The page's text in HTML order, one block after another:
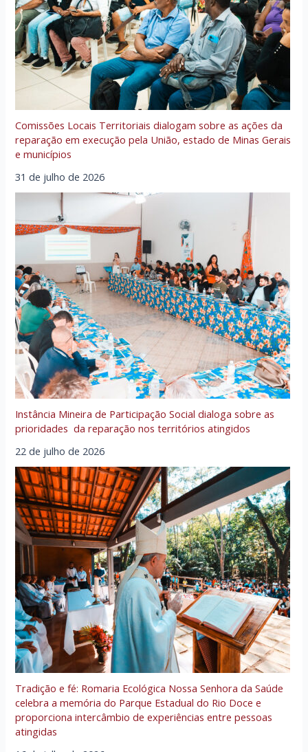
Comissões Locais Territoriais dialogam sobre as ações da
reparação em execução pela União, estado de Minas Gerais
e municípios
31 de julho de 2026
Instância Mineira de Participação Social dialoga sobre as
prioridades da reparação nos territórios atingidos
22 de julho de 2026
Tradição e fé: Romaria Ecológica Nossa Senhora da Saúde
celebra a memória do Parque Estadual do Rio Doce e
proporciona intercâmbio de experiências entre pessoas
atingidas